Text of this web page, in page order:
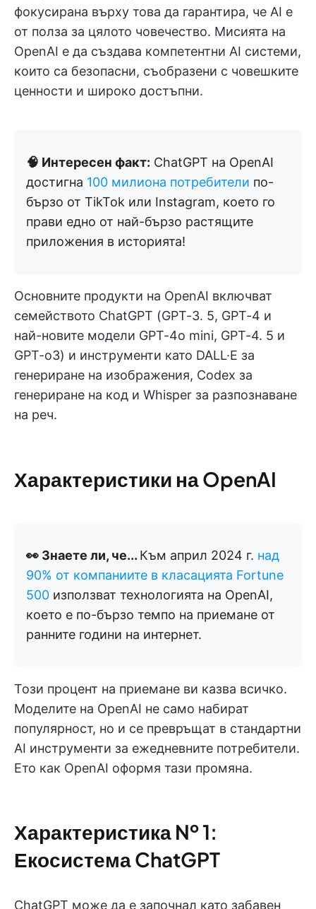
фокусирана върху това да гарантира, че AI е
от полза за цялото човечество. Мисията на
OpenAI е да създава компетентни AI системи,
които са безопасни, съобразени с човешките
ценности и широко достъпни.
🧠 Интересен факт: ChatGPT на OpenAI
достигна 100 милиона потребители по-
бързо от TikTok или Instagram, което го
прави едно от най-бързо растящите
приложения в историята!
Основните продукти на OpenAI включват
семейството ChatGPT (GPT-3. 5, GPT-4 и
най-новите модели GPT-4o mini, GPT-4. 5 и
GPT-o3) и инструменти като DALL·E за
генериране на изображения, Codex за
генериране на код и Whisper за разпознаване
на реч.
Характеристики на OpenAI
👀 Знаете ли, че... Към април 2024 г. над
90% от компаниите в класацията Fortune
500 използват технологията на OpenAI,
което е по-бързо темпо на приемане от
ранните години на интернет.
Този процент на приемане ви казва всичко.
Моделите на OpenAI не само набират
популярност, но и се превръщат в стандартни
AI инструменти за ежедневните потребители.
Ето как OpenAI оформя тази промяна.
Характеристика № 1:
Екосистема ChatGPT
ChatGPT може да е започнал като забавен